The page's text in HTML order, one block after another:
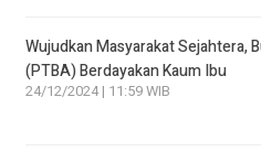
Wujudkan Masyarakat Sejahtera,
(PTBA) Berdayakan Kaum Ibu
24/12/2024 | 11:59 WIB